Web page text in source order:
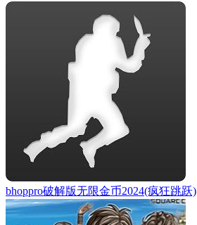
bhoppro破解版无限金币2024(疯狂跳跃)